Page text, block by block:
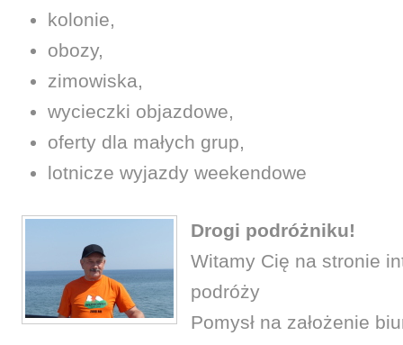
kolonie,
obozy,
zimowiska,
wycieczki objazdowe,
oferty dla małych grup,
lotnicze wyjazdy weekendowe
Drogi podróżniku!
Witamy Cię na stronie
podróży
Pomysł na założenie